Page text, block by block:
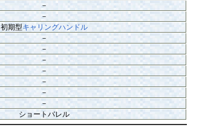
－
－
初期型キャリングハンドル
－
－
－
－
－
－
－
ショートバレル